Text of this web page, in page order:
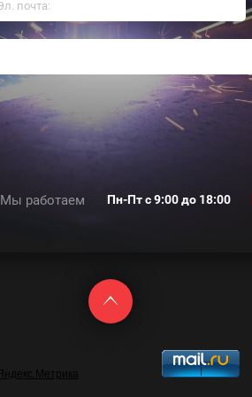
Мы работаем Пн-Пт с 9:00 до 18:00